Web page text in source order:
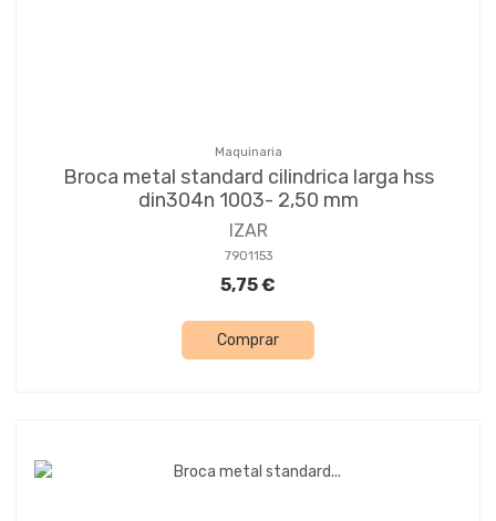
Maquinaria
Broca metal standard cilindrica larga hss
din304n 1003- 2,50 mm
IZAR
7901153
5,75 €
Comprar